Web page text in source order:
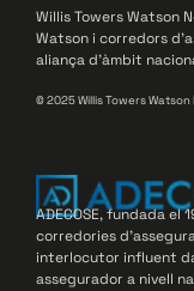
Willis Towers Watson
Watson i corredors
aliança d’àmbit
© 2025 Willis Towers
ADECOSE, fundada el
corredories
interlocutor influent
assegurador a nivell